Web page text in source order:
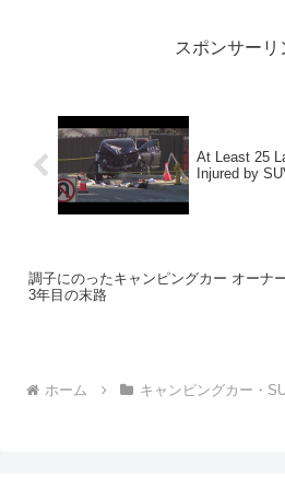
スポンサーリ
At Least 25
Injured by
調子にのったキャンピングカー オーナ
3年目の末路
ホーム キャンピングカー・